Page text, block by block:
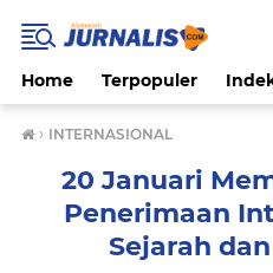
Home Terpopuler
› INTERNASIONAL
20 Januari
Penerimaan
Sejarah